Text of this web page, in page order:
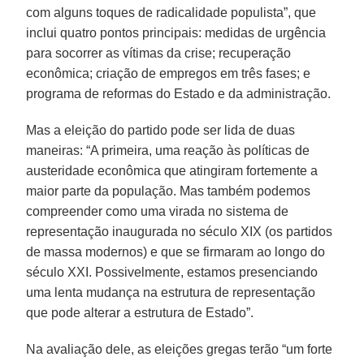
com alguns toques de radicalidade populista”, que
inclui quatro pontos principais: medidas de urgência
para socorrer as vítimas da crise; recuperação
econômica; criação de empregos em três fases; e
programa de reformas do Estado e da administração.
Mas a eleição do partido pode ser lida de duas
maneiras: “A primeira, uma reação às políticas de
austeridade econômica que atingiram fortemente a
maior parte da população. Mas também podemos
compreender como uma virada no sistema de
representação inaugurada no século XIX (os partidos
de massa modernos) e que se firmaram ao longo do
século XXI. Possivelmente, estamos presenciando
uma lenta mudança na estrutura de representação
que pode alterar a estrutura de Estado”.
Na avaliação dele, as eleições gregas terão “um forte